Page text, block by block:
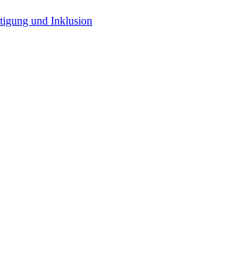
und Inklusion